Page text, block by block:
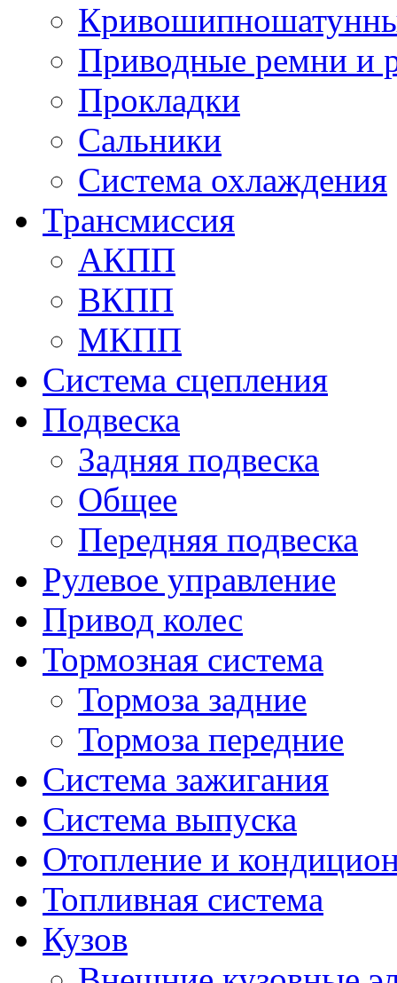
Приводные ремни и
Прокладки
Сальники
Система охлаждения
Трансмиссия
АКПП
ВКПП
МКПП
Система сцепления
Подвеска
Задняя подвеска
Общее
Передняя подвеска
Рулевое управление
Привод колес
Тормозная система
Тормоза задние
Тормоза передние
Система зажигания
Система выпуска
Отопление и
Топливная система
Кузов